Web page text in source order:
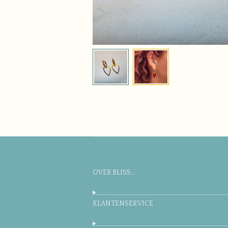
OVER BLISS...
KLANTENSERVICE